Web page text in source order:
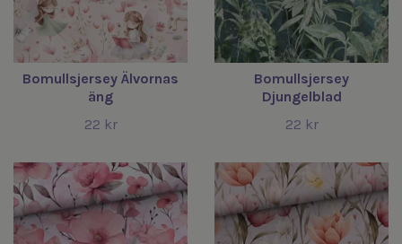
Bomullsjersey Älvornas
äng
22 kr
Bomullsjersey
Djungelblad
22 kr